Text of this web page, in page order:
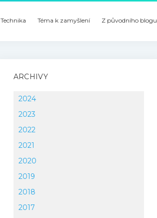
Technika Téma k zamyšlení Z původního blogu
ARCHIVY
2024
2023
2022
2021
2020
2019
2018
2017